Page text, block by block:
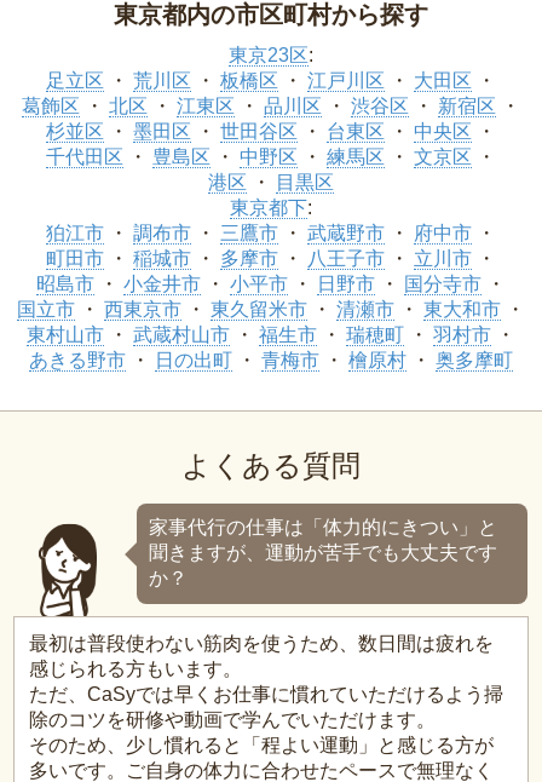
東京都内の市区町村から探す
東京23区:
足立区
荒川区 板橋区 江戸川区
大田区
葛飾区
北区 江東区 品川区 渋谷区
新宿区
杉並区
墨田区 世田谷区 台東区
中央区
千代田区
豊島区 中野区 練馬区
文京区
港区
目黒区
東京都下:
狛江市
調布市 三鷹市 武蔵野市
府中市
町田市
稲城市 多摩市 八王子市
立川市
昭島市
小金井市 小平市 日野市
国分寺市
国立市
西東京市 東久留米市 清瀬市
東大和市
東村山市
武蔵村山市 福生市 瑞穂町
羽村市
あきる野市
日の出町 青梅市 檜原村 奥多摩町
よくある質問
家事代行の仕事は「体力的にきつい」と
聞きますが、運動が苦手でも大丈夫です
か？
最初は普段使わない筋肉を使うため、数日間は疲れを
感じられる方もいます。
ただ、CaSyでは早くお仕事に慣れていただけるよう掃
除のコツを研修や動画で学んでいただけます。
そのため、少し慣れると「程よい運動」と感じる方が
多いです。ご自身の体力に合わせたペースで無理なく